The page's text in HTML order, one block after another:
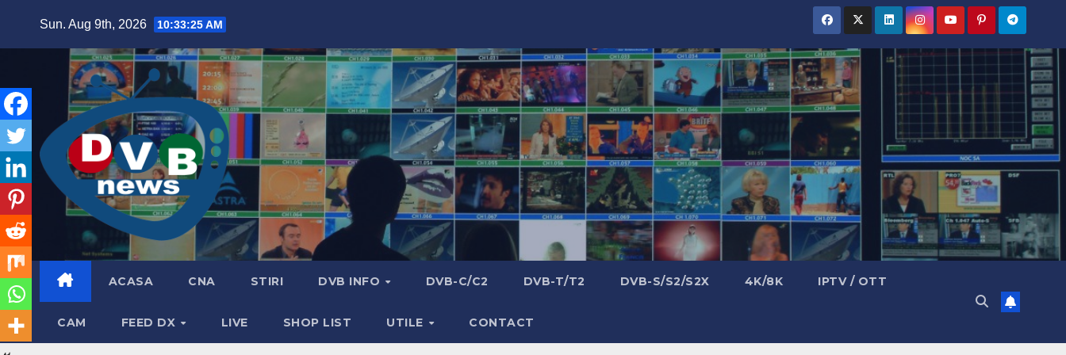
Sun. Aug 9th, 2026 10:33:26 AM
ACASA CNA STIRI DVB INFO DVB-C/C2 DVB-T/T2 DVB-S/S2/S2X 4K/8K IPTV / OTT
CAM FEED DX LIVE SHOP LIST UTILE CONTACT